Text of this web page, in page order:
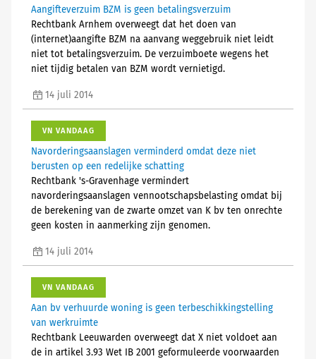
Aangifteverzuim BZM is geen betalingsverzuim
Rechtbank Arnhem overweegt dat het doen van
(internet)aangifte BZM na aanvang weggebruik niet leidt
niet tot betalingsverzuim. De verzuimboete wegens het
niet tijdig betalen van BZM wordt vernietigd.
14 juli 2014
VN VANDAAG
Navorderingsaanslagen verminderd omdat deze niet
berusten op een redelijke schatting
Rechtbank 's-Gravenhage vermindert
navorderingsaanslagen vennootschapsbelasting omdat bij
de berekening van de zwarte omzet van K bv ten onrechte
geen kosten in aanmerking zijn genomen.
14 juli 2014
VN VANDAAG
Aan bv verhuurde woning is geen terbeschikkingstelling
van werkruimte
Rechtbank Leeuwarden overweegt dat X niet voldoet aan
de in artikel 3.93 Wet IB 2001 geformuleerde voorwaarden